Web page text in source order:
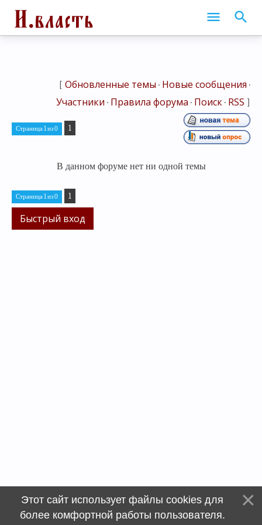
[ Обновленные темы · Новые сообщения ·
Участники · Правила форума · Поиск · RSS ]
Страница1из0 1
В данном форуме нет ни одной темы
Страница1из0 1
Этот сайт использует файлы cookies для
более комфортной работы пользователя.